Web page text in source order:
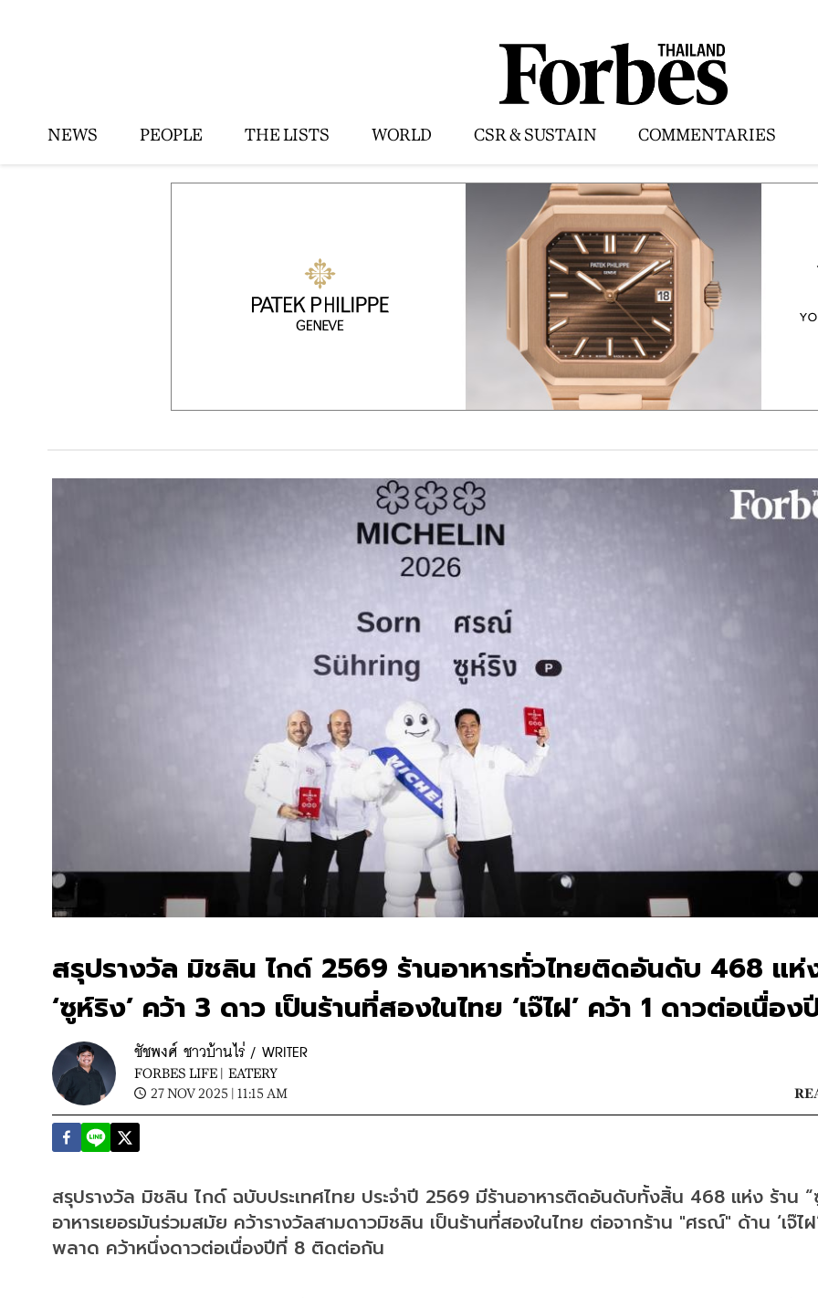
NEWS PEOPLE THE LISTS WORLD CSR & SUSTAIN COMMENTARIES
สรุปรางวัล มิชลิน ไกด์ 2569 ร้านอาหารทั่วไทยติดอันดับ 468 แห่
‘ซูห์ริง’ คว้า 3 ดาว เป็นร้านที่สองในไทย ‘เจ๊ไฝ’ คว้า 1 ดาวต่อเนื่อ
ชัชพงศ์ ชาวบ้านไร่ / WRITER
FORBES LIFE | EATERY
27 NOV 2025 | 11:15 AM
สรุปรางวัล มิชลิน ไกด์ ฉบับประเทศไทย ประจำปี 2569 มีร้านอาหารติดอันดับทั้งสิ้น 468 แห่ง ร้าน
อาหารเยอรมันร่วมสมัย คว้ารางวัลสามดาวมิชลิน เป็นร้านที่สองในไทย ต่อจากร้าน "ศรณ์" ด้าน ‘เจ๊ไฝ
พลาด คว้าหนึ่งดาวต่อเนื่องปีที่ 8 ติดต่อกัน